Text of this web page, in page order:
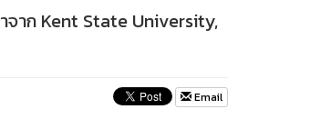
จาก Kent State University,
Email